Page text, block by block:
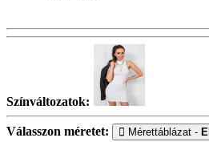
Színváltozatok:
Válasszon méretet: Mérettáblázat -